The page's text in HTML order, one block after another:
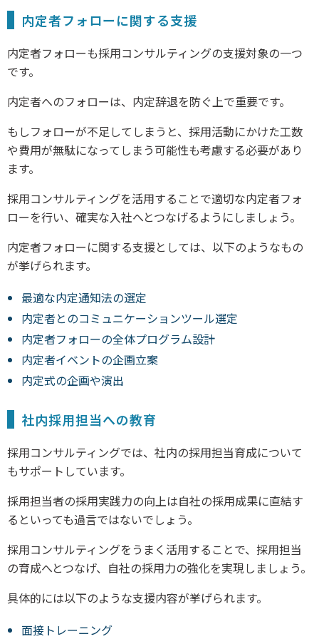
内定者フォローに関する支援
内定者フォローも採用コンサルティングの支援対象の一つ
です。
内定者へのフォローは、内定辞退を防ぐ上で重要です。
もしフォローが不足してしまうと、採用活動にかけた工数
や費用が無駄になってしまう可能性も考慮する必要があり
ます。
採用コンサルティングを活用することで適切な内定者フォ
ローを行い、確実な入社へとつなげるようにしましょう。
内定者フォローに関する支援としては、以下のようなもの
が挙げられます。
最適な内定通知法の選定
内定者とのコミュニケーションツール選定
内定者フォローの全体プログラム設計
内定者イベントの企画立案
内定式の企画や演出
社内採用担当への教育
採用コンサルティングでは、社内の採用担当育成について
もサポートしています。
採用担当者の採用実践力の向上は自社の採用成果に直結す
るといっても過言ではないでしょう。
採用コンサルティングをうまく活用することで、採用担当
の育成へとつなげ、自社の採用力の強化を実現しましょう。
具体的には以下のような支援内容が挙げられます。
面接トレーニング